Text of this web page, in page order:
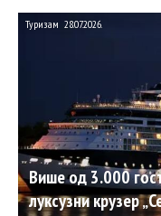
Више од 3.000
луксузни крузер
Туризам 28.07.2026.